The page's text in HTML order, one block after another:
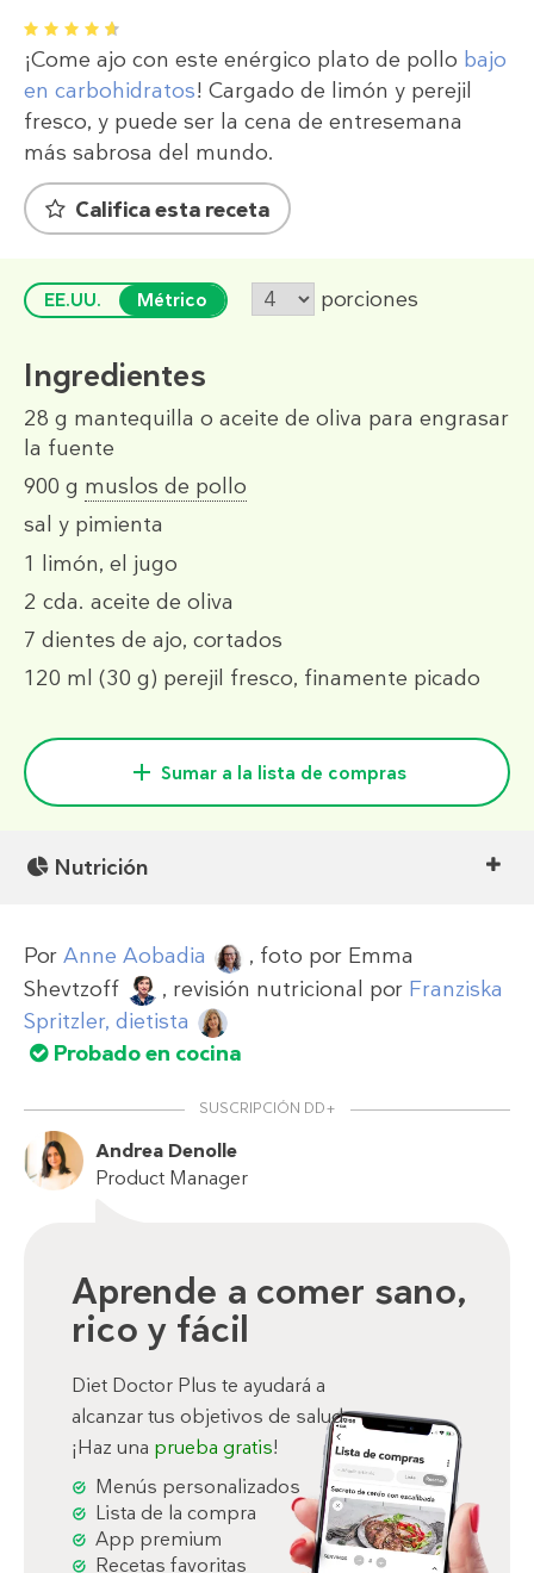
1 2 3 4 5
¡Come ajo con este enérgico plato de pollo bajo
en carbohidratos! Cargado de limón y perejil
fresco, y puede ser la cena de entresemana
más sabrosa del mundo.
Califica esta receta
EE.UU. Métrico porciones
Ingredientes
28 g mantequilla o aceite de oliva para engrasar
la fuente
900 g muslos de pollo
sal y pimienta
1 limón, el jugo
2 cda. aceite de oliva
7 dientes de ajo, cortados
120 ml (30 g) perejil fresco, finamente picado
Sumar a la lista de compras
Nutrición
Por Anne Aobadia , foto por Emma
Shevtzoff
, revisión nutricional por Franziska
Spritzler, dietista
Probado en cocina
SUSCRIPCIÓN DD+
Andrea Denolle
Product Manager
Aprende a comer sano,
rico y fácil
Diet Doctor Plus te ayudará a
alcanzar tus objetivos de salud.
¡Haz una prueba gratis!
Menús personalizados
Lista de la compra
App premium
Recetas favoritas